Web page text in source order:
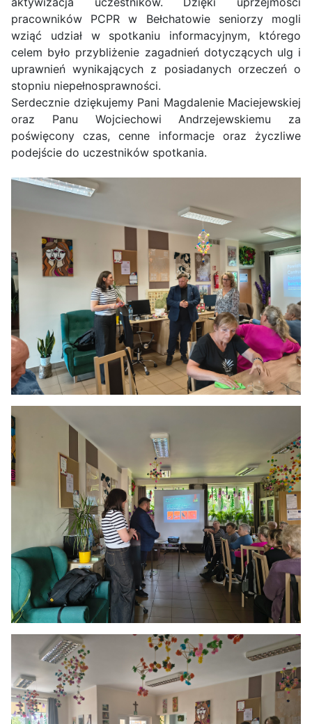
pracowników PCPR w Bełchatowie seniorzy mogli
wziąć udział w spotkaniu informacyjnym, którego
celem było przybliżenie zagadnień dotyczących ulg i
uprawnień wynikających z posiadanych orzeczeń o
stopniu niepełnosprawności.
Serdecznie dziękujemy Pani Magdalenie Maciejewskiej
oraz Panu Wojciechowi Andrzejewskiemu za
poświęcony czas, cenne informacje oraz życzliwe
podejście do uczestników spotkania.